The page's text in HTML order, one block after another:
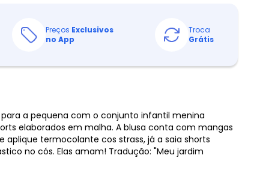
Preços Exclusivos
no App
Troca
Grátis
a pequena com o conjunto infantil menina
elaborados em malha. A blusa conta com mangas
aplique termocolante cos strass, já a saia shorts
no cós. Elas amam! Tradução: "Meu jardim